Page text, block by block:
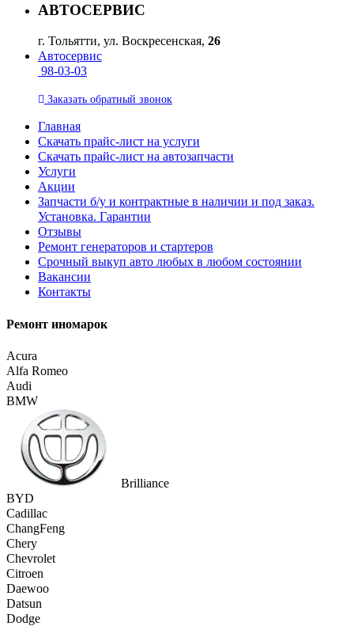
АВТОСЕРВИС
г. Тольятти, ул. Воскресенская, 26
Автосервис
98-03-03
Заказать обратный звонок
Главная
Скачать прайс-лист на услуги
Скачать прайс-лист на автозапчасти
Услуги
Акции
Запчасти б/у и контрактные в наличии и под заказ.
Установка. Гарантии
Отзывы
Ремонт генераторов и стартеров
Cрочный выкуп авто любых в любом состоянии
Вакансии
Контакты
Ремонт иномарок
Acura
Alfa Romeo
Audi
BMW
Brilliance
BYD
Cadillac
ChangFeng
Chery
Chevrolet
Citroen
Daewoo
Datsun
Dodge